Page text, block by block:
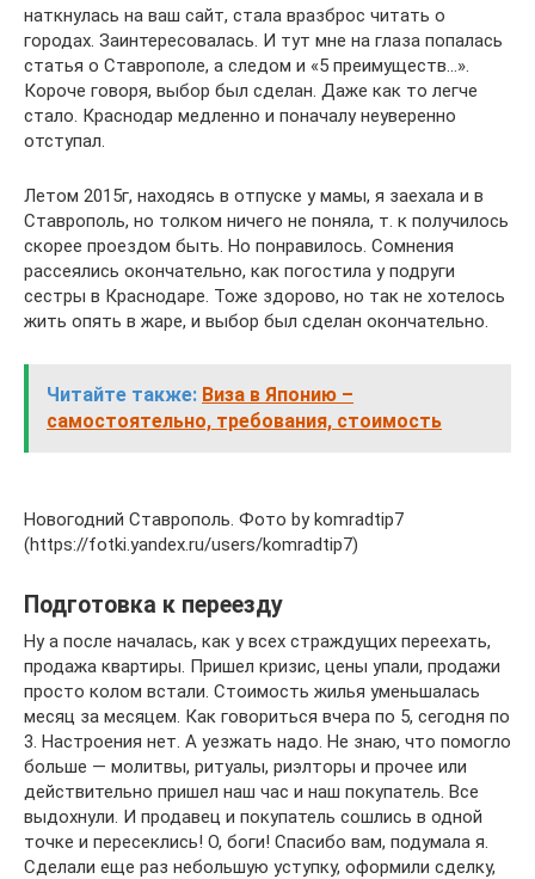
наткнулась на ваш сайт, стала вразброс читать о
городах. Заинтересовалась. И тут мне на глаза попалась
статья о Ставрополе, а следом и «5 преимуществ…».
Короче говоря, выбор был сделан. Даже как то легче
стало. Краснодар медленно и поначалу неуверенно
отступал.
Летом 2015г, находясь в отпуске у мамы, я заехала и в
Ставрополь, но толком ничего не поняла, т. к получилось
скорее проездом быть. Но понравилось. Сомнения
рассеялись окончательно, как погостила у подруги
сестры в Краснодаре. Тоже здорово, но так не хотелось
жить опять в жаре, и выбор был сделан окончательно.
Читайте также: Виза в Японию –
самостоятельно, требования, стоимость
Новогодний Ставрополь. Фото by komradtip7
(https://fotki.yandex.ru/users/komradtip7)
Подготовка к переезду
Ну а после началась, как у всех страждущих переехать,
продажа квартиры. Пришел кризис, цены упали, продажи
просто колом встали. Стоимость жилья уменьшалась
месяц за месяцем. Как говориться вчера по 5, сегодня по
3. Настроения нет. А уезжать надо. Не знаю, что помогло
больше — молитвы, ритуалы, риэлторы и прочее или
действительно пришел наш час и наш покупатель. Все
выдохнули. И продавец и покупатель сошлись в одной
точке и пересеклись! О, боги! Спасибо вам, подумала я.
Сделали еще раз небольшую уступку, оформили сделку,